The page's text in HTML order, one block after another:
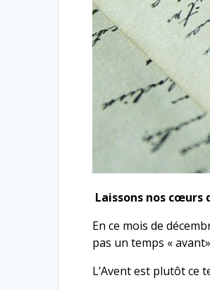
Laissons nos cœurs
En ce mois de
pas un temps «
L’Avent est plutôt ce